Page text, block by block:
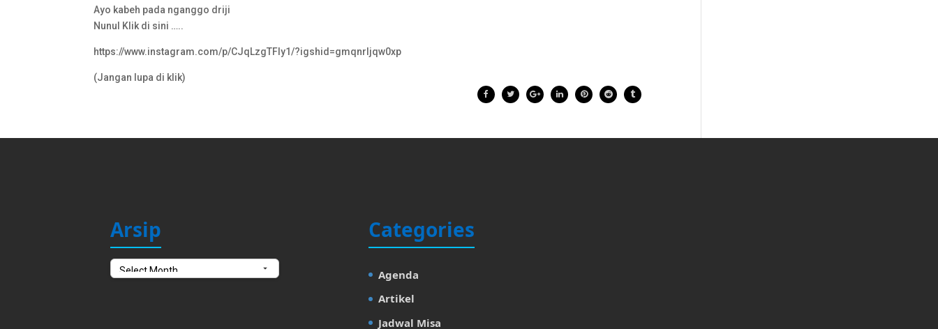
Ayo kabeh pada nganggo driji
Nunul Klik di sini …..
https://www.instagram.com/p/CJqLzgTFly1/?igshid=gmqnrljqw0xp
(Jangan lupa di klik)
Arsip Categories
Agenda
Artikel
Jadwal Misa